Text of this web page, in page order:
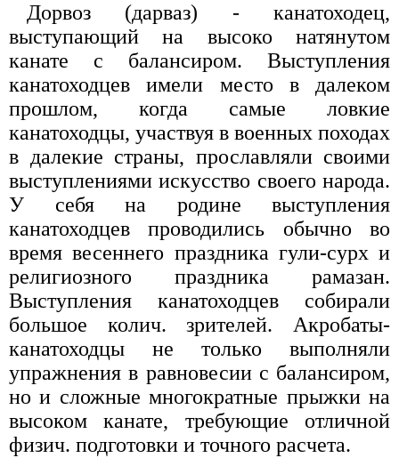
Дорвоз (дарваз) - канатоходец,
выступающий на высоко натянутом
канате с балансиром. Выступления
канатоходцев имели место в далеком
прошлом, когда самые ловкие
канатоходцы, участвуя в военных походах
в далекие страны, прославляли своими
выступлениями искусство своего народа.
У себя на родине выступления
канатоходцев проводились обычно во
время весеннего праздника гули-сурх и
религиозного праздника рамазан.
Выступления канатоходцев собирали
большое колич. зрителей. Акробаты-
канатоходцы не только выполняли
упражнения в равновесии с балансиром,
но и сложные многократные прыжки на
высоком канате, требующие отличной
физич. подготовки и точного расчета.